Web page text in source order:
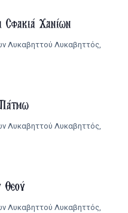
Σφακιά Χανίων
Λυκαβηττού Λυκαβηττός,
Λυκαβηττού Λυκαβηττός,
Θεού
Λυκαβηττού Λυκαβηττός,